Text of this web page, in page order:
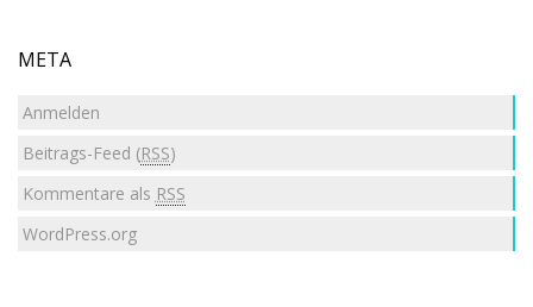
META
Anmelden
Beitrags-Feed (RSS)
Kommentare als RSS
WordPress.org